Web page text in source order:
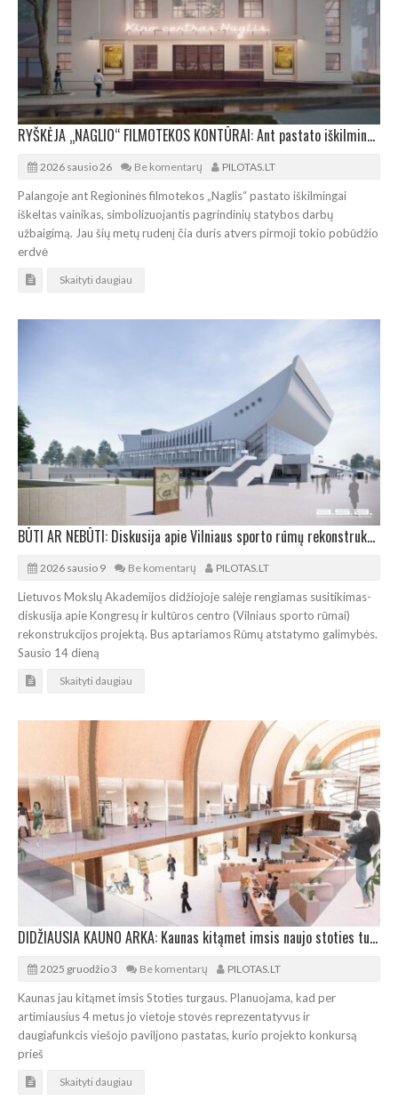
RYŠKĖJA „NAGLIO“ FILMOTEKOS KONTŪRAI: Ant pastato iškilmingai iškeltas vainikas
2026 sausio 26 Be komentarų PILOTAS.LT
Palangoje ant Regioninės filmotekos „Naglis“ pastato iškilmingai
iškeltas vainikas, simbolizuojantis pagrindinių statybos darbų
užbaigimą. Jau šių metų rudenį čia duris atvers pirmoji tokio pobūdžio
erdvė
Skaityti daugiau
BŪTI AR NEBŪTI: Diskusija apie Vilniaus sporto rūmų rekonstrukcijos projektą
2026 sausio 9 Be komentarų PILOTAS.LT
Lietuvos Mokslų Akademijos didžiojoje salėje rengiamas susitikimas-
diskusija apie Kongresų ir kultūros centro (Vilniaus sporto rūmai)
rekonstrukcijos projektą. Bus aptariamos Rūmų atstatymo galimybės.
Sausio 14 dieną
Skaityti daugiau
DIDŽIAUSIA KAUNO ARKA: Kaunas kitąmet imsis naujo stoties turgaus statybų
2025 gruodžio 3 Be komentarų PILOTAS.LT
Kaunas jau kitąmet imsis Stoties turgaus. Planuojama, kad per
artimiausius 4 metus jo vietoje stovės reprezentatyvus ir
daugiafunkcis viešojo paviljono pastatas, kurio projekto konkursą
prieš
Skaityti daugiau